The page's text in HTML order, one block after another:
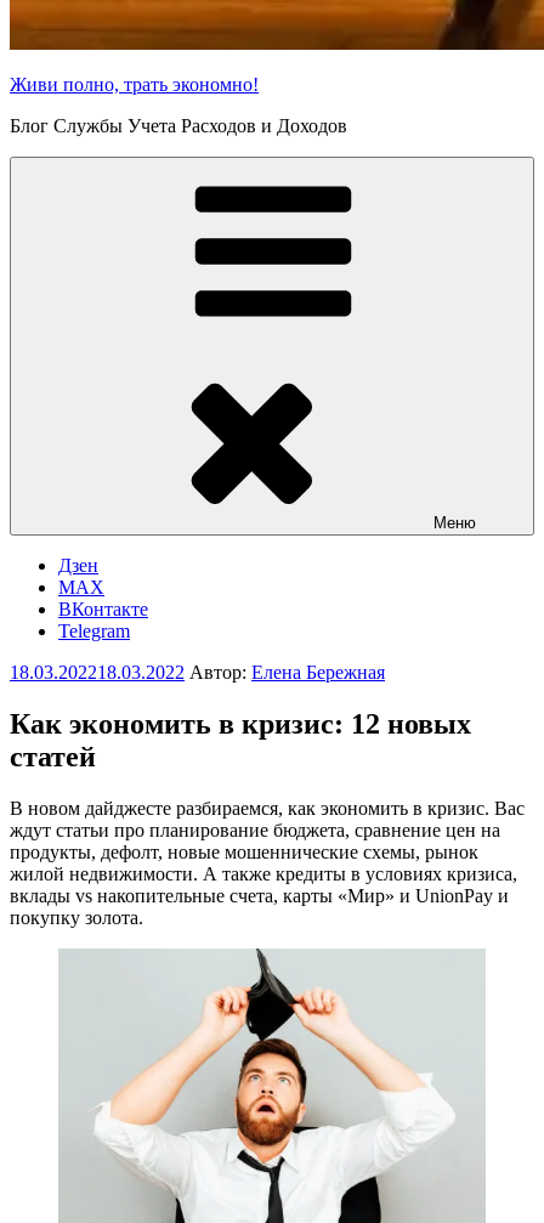
Живи полно, трать экономно!
Блог Службы Учета Расходов и Доходов
Меню
Дзен
MAX
ВКонтакте
Telegram
Опубликовано
18.03.202218.03.2022 Автор: Елена Бережная
Как экономить в кризис: 12 новых
статей
В новом дайджесте разбираемся, как экономить в кризис. Вас
ждут статьи про планирование бюджета, сравнение цен на
продукты, дефолт, новые мошеннические схемы, рынок
жилой недвижимости. А также кредиты в условиях кризиса,
вклады vs накопительные счета, карты «Мир» и UnionPay и
покупку золота.